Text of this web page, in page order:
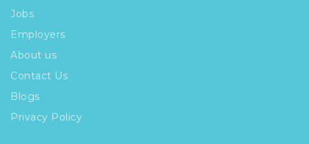
Jobs
Employers
About us
Contact Us
Blogs
Privacy Policy